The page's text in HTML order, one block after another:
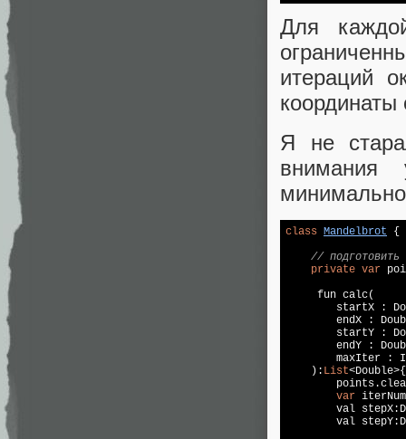
Для
итераций
координаты
Я не
внимания
class Mandelbrot
{
// подготовить
private var
     fun calc(
startX :
endX :
startY :
endY :
maxIter :
    ):
List<Double>{
var
val
val